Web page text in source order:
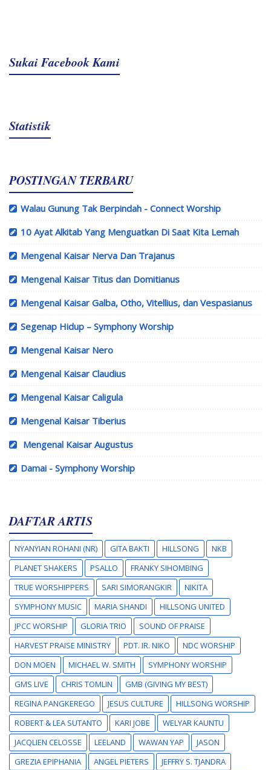
Sukai Facebook Kami
Statistik
POSTINGAN TERBARU
Walau Gunung Tak Berpindah - Connect Worship
10 Ayat Alkitab Yang Menguatkan Di Saat Kita Lemah
Mengenal Kaisar Nerva Dan Trajanus
Mengenal Kaisar Titus dan Domitianus
Mengenal Kaisar Galba, Otho, Vitellius, dan Vespasianus
Segenap Hidup – Symphony Worship
Mengenal Kaisar Nero
Mengenal Kaisar Claudius
Mengenal Kaisar Caligula
Mengenal Kaisar Tiberius
Mengenal Kaisar Augustus
Damai - Symphony Worship
DAFTAR ARTIS
NYANYIAN ROHANI (NR) GITA BAKTI HILLSONG
NKB
PLANET SHAKERS
PSALLO
FRANKY SIHOMBING
TRUE WORSHIPPERS
SARI SIMORANGKIR
NIKITA
SYMPHONY MUSIC
MARIA SHANDI
HILLSONG UNITED
JPCC WORSHIP
GLORIA TRIO
SOUND OF PRAISE
HARVEST PRAISE MINISTRY
PDT. IR. NIKO
NDC WORSHIP
DON MOEN
MICHAEL W. SMITH
SYMPHONY WORSHIP
GMS LIVE
CHRIS TOMLIN
GMB (GIVING MY BEST)
REGINA PANGKEREGO
JESUS CULTURE
HILLSONG WORSHIP
ROBERT & LEA SUTANTO
KARI JOBE
WELYAR KAUNTU
JACQLIEN CELOSSE
LEELAND WAWAN YAP
JASON
GREZIA EPIPHANIA
ANGEL PIETERS
JEFFRY S. TJANDRA